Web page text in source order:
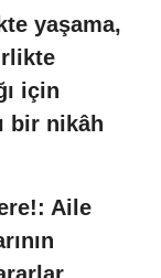
yaşama,
için
bir nikâh
Aile